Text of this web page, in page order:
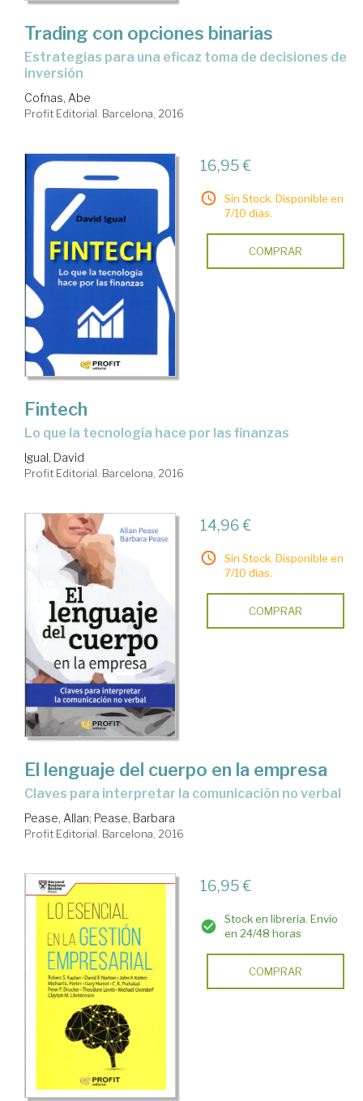
Trading con opciones binarias
estrategias para una eficaz toma de decisiones de
inversión
Cofnas, Abe
Profit Editorial. Barcelona, 2016
16,95 €
Sin Stock. Disponible en
7/10 días.
COMPRAR
Fintech
lo que la tecnología hace por las finanzas
Igual, David
Profit Editorial. Barcelona, 2016
14,96 €
Sin Stock. Disponible en
7/10 días.
COMPRAR
El lenguaje del cuerpo en la empresa
claves para interpretar la comunicación no verbal
Pease, Allan; Pease, Barbara
Profit Editorial. Barcelona, 2016
16,95 €
Stock en librería. Envío
en 24/48 horas
COMPRAR